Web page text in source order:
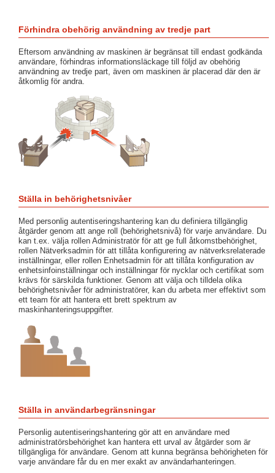
Förhindra obehörig användning av tredje part
Eftersom användning av maskinen är begränsat till endast godkända
användare, förhindras informationsläckage till följd av obehörig
användning av tredje part, även om maskinen är placerad där den är
åtkomlig för andra.
Ställa in behörighetsnivåer
Med personlig autentiseringshantering kan du definiera tillgänglig
åtgärder genom att ange roll (behörighetsnivå) för varje användare. Du
kan t.ex. välja rollen Administratör för att ge full åtkomstbehörighet,
rollen Nätverksadmin för att tillåta konfigurering av nätverksrelaterade
inställningar, eller rollen Enhetsadmin för att tillåta konfiguration av
enhetsinfoinställningar och inställningar för nycklar och certifikat som
krävs för särskilda funktioner. Genom att välja och tilldela olika
behörighetsnivåer för administratörer, kan du arbeta mer effektivt som
ett team för att hantera ett brett spektrum av
maskinhanteringsuppgifter.
Ställa in användarbegränsningar
Personlig autentiseringshantering gör att en användare med
administratörsbehörighet kan hantera ett urval av åtgärder som är
tillgängliga för användare. Genom att kunna begränsa behörigheten för
varje användare får du en mer exakt av användarhanteringen.